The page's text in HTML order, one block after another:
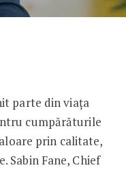
15 ani de
parte din viața
cumpărăturile
prin calitate,
Sabin Fane, Chief